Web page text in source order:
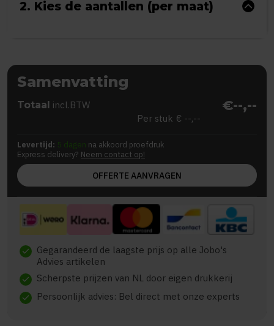
2. Kies de aantallen (per maat)
Samenvatting
Totaal incl.BTW €--,--
Per stuk € --,--
Levertijd: 5 dagen na akkoord proefdruk
Express delivery? Neem contact op!
OFFERTE AANVRAGEN
check Gegarandeerd de laagste prijs op alle Jobo's
Advies artikelen
check Scherpste prijzen van NL door eigen drukkerij
check Persoonlijk advies: Bel direct met onze experts